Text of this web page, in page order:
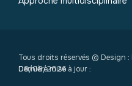
Tous droits réservés © Design :
Dernière mise à jour :
08/08/2026